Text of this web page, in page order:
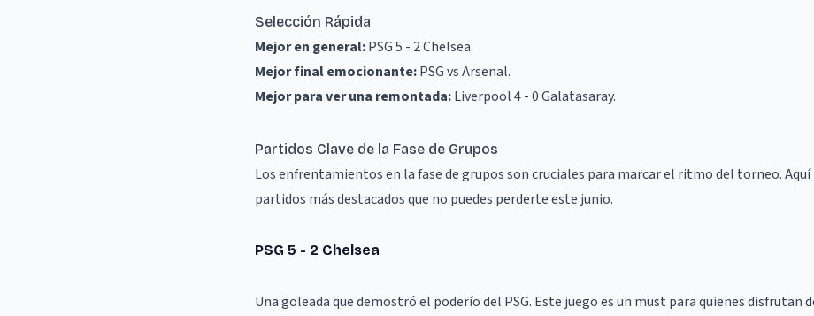
Selección Rápida
Mejor en general:PSG 5 - 2 Chelsea.
Mejor final emocionante:PSG vs Arsenal.
Mejor para ver una remontada:Liverpool 4 - 0 Galatasaray.
Partidos Clave de la Fase de Grupos
Los enfrentamientos en la fase de grupos son cruciales para marcar el ritmo del torneo.
partidos más destacados que no puedes perderte este junio.
PSG 5 - 2 Chelsea
Una goleada que demostró el poderío del PSG. Este juego es un must para quienes disfrutan